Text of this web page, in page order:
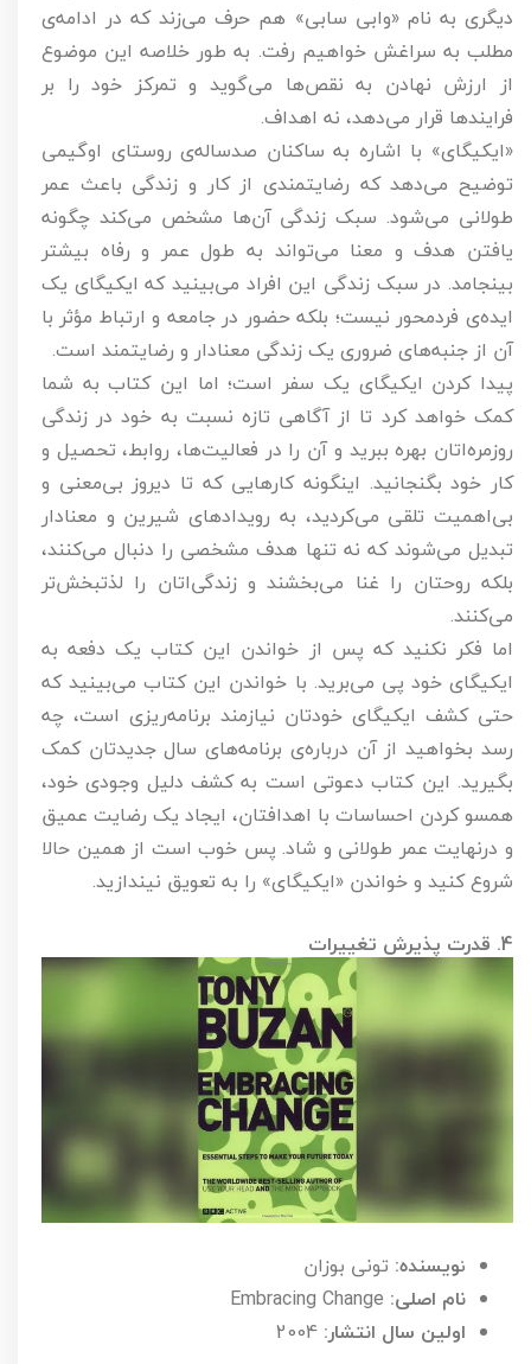
دیگری به نام «وابی سابی»‌ هم حرف می‌زند که در ادامه‌ی
مطلب به سراغش خواهیم رفت. به طور خلاصه این موضوع
از ارزش نهادن به نقص‌ها می‌گوید و تمرکز خود را بر
فرایندها قرار می‌دهد، نه اهداف.
«ایکیگای» با اشاره به ساکنان صدساله‌ی روستای اوگیمی
توضیح می‌دهد که رضایتمندی از کار و زندگی باعث عمر
طولانی می‌شود. سبک زندگی آن‌ها مشخص می‌کند چگونه
یافتن هدف و معنا می‌تواند به طول عمر و رفاه بیشتر
بینجامد. در سبک زندگی این افراد می‌بینید که ایکیگای یک
ایده‌ی فردمحور نیست؛ بلکه حضور در جامعه و ارتباط مؤثر با
آن از جنبه‌های ضروری یک زندگی معنادار و رضایتمند است.
پیدا کردن ایکیگای یک سفر است؛ اما این کتاب به شما
کمک خواهد کرد تا از آگاهی تازه نسبت به خود در زندگی
روزمره‌اتان بهره ببرید و آن را در فعالیت‌ها، روابط، تحصیل و
کار خود بگنجانید. اینگونه کارهایی که تا دیروز بی‌معنی و
بی‌اهمیت تلقی می‌کردید، به رویدادهای شیرین و معنادار
تبدیل می‌شوند که نه تنها هدف مشخصی را دنبال می‌کنند،
بلکه روحتان را غنا می‌بخشند و زندگی‌اتان را لذتبخش‌تر
می‌کنند.
اما فکر نکنید که پس از خواندن این کتاب یک دفعه به
ایکیگای خود پی می‌برید. با خواندن این کتاب می‌بینید که
حتی کشف ایکیگای خودتان نیازمند برنامه‌ریزی است، چه
رسد بخواهید از آن درباره‌ی برنامه‌های سال جدیدتان کمک
بگیرید. این کتاب دعوتی است به کشف دلیل وجودی خود،
همسو کردن احساسات با اهدافتان، ایجاد یک رضایت عمیق
و درنهایت عمر طولانی و شاد. پس خوب است از همین حالا
شروع کنید و خواندن «ایکیگای» را به تعویق نیندازید.
4. قدرت پذیرش تغییرات
نویسنده: تونی بوزان
نام اصلی:
اولین سال انتشار: